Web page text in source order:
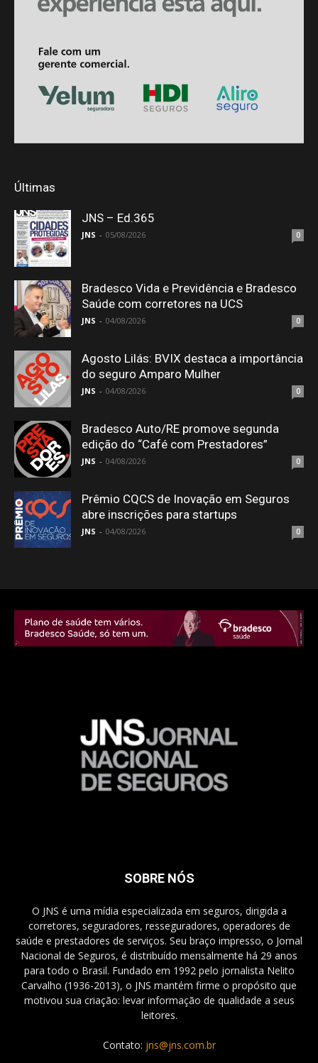
Últimas
JNS – Ed.365
JNS - 05/08/2026 0
Bradesco Vida e Previdência e Bradesco
Saúde com corretores na UCS
JNS - 04/08/2026 0
Agosto Lilás: BVIX destaca a importância
do seguro Amparo Mulher
JNS - 04/08/2026 0
Bradesco Auto/RE promove segunda
edição do “Café com Prestadores”
JNS - 04/08/2026 0
Prêmio CQCS de Inovação em Seguros
abre inscrições para startups
JNS - 04/08/2026 0
SOBRE NÓS
O JNS é uma mídia especializada em seguros, dirigida a
corretores, seguradores, resseguradores, operadores de
saúde e prestadores de serviços. Seu braço impresso, o Jornal
Nacional de Seguros, é distribuído mensalmente há 29 anos
para todo o Brasil. Fundado em 1992 pelo jornalista Nelito
Carvalho (1936-2013), o JNS mantém firme o propósito que
motivou sua criação: levar informação de qualidade a seus
leitores.
Contato: jns@jns.com.br